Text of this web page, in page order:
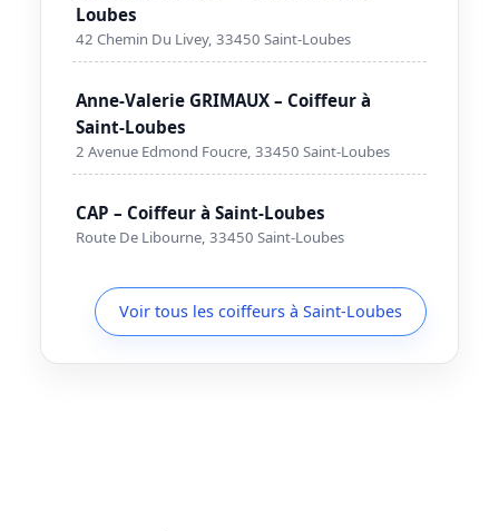
Loubes
42 Chemin Du Livey, 33450 Saint-Loubes
Anne-Valerie GRIMAUX – Coiffeur à
Saint-Loubes
2 Avenue Edmond Foucre, 33450 Saint-Loubes
CAP – Coiffeur à Saint-Loubes
Route De Libourne, 33450 Saint-Loubes
Voir tous les coiffeurs à Saint-Loubes